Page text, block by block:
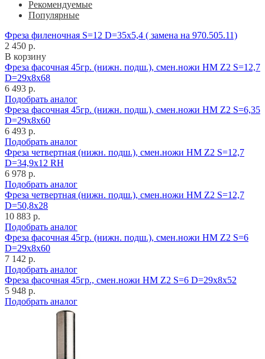
Рекомендуемые
Популярные
Фреза филеночная S=12 D=35x5,4 ( замена на 970.505.11)
2 450 р.
В корзину
Фреза фасочная 45гр. (нижн. подш.), смен.ножи HM Z2 S=12,7
D=29x8x68
6 493 р.
Подобрать аналог
Фреза фасочная 45гр. (нижн. подш.), смен.ножи HM Z2 S=6,35
D=29x8x60
6 493 р.
Подобрать аналог
Фреза четвертная (нижн. подш.), смен.ножи HM Z2 S=12,7
D=34,9x12 RH
6 978 р.
Подобрать аналог
Фреза четвертная (нижн. подш.), смен.ножи HM Z2 S=12,7
D=50,8x28
10 883 р.
Подобрать аналог
Фреза фасочная 45гр. (нижн. подш.), смен.ножи HM Z2 S=6
D=29x8x60
7 142 р.
Подобрать аналог
Фреза фасочная 45гр., смен.ножи HM Z2 S=6 D=29x8x52
5 948 р.
Подобрать аналог